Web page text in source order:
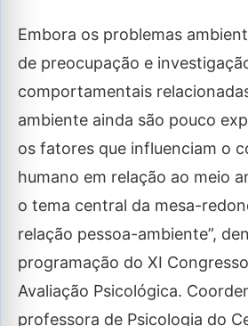
Embora os problemas
de preocupação e
comportamentais
ambiente ainda são pouco
os fatores que influenciam o
humano em relação ao meio
o tema central da mesa-
relação pessoa-ambiente”,
programação do XI
Avaliação Psicológica.
professora de Psicologia do